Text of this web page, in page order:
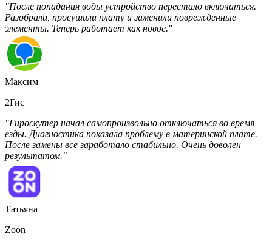
"После попадания воды устройство перестало включаться.
Разобрали, просушили плату и заменили поврежденные
элементы. Теперь работает как новое."
Максим
2Гис
"Гироскутер начал самопроизвольно отключаться во время
езды. Диагностика показала проблему в материнской плате.
После замены все заработало стабильно. Очень доволен
результатом."
Татьяна
Zoon